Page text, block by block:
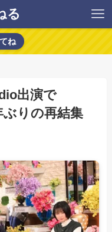
る
ね
出演で
ぶりの再結集